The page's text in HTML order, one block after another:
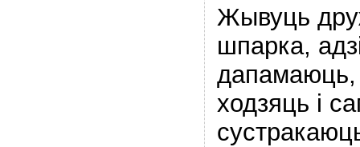
Жывуць
шпарка,
дапамаюць,
ходзяць і